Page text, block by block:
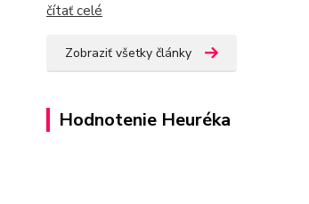
čítať celé
Zobraziť všetky články
Hodnotenie Heuréka